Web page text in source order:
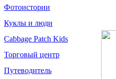
Фотоистории
Куклы и люди
Cabbage Patch Kids
Торговый центр
Путеводитель